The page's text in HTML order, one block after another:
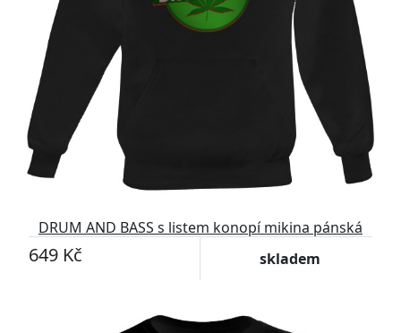
DRUM AND BASS s listem konopí mikina pánská
649 Kč skladem